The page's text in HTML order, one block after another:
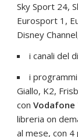
Sky Sport 24,
Eurosport 1,
Disney
i canali del
i programmi
Giallo, K2,
conVodafone
libreria on
al mese, con